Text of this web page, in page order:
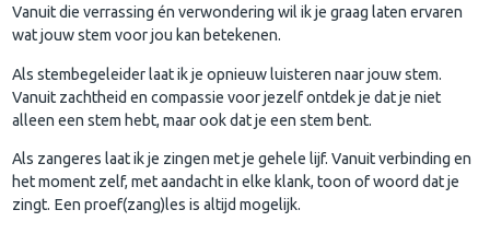
Vanuit die verrassing én verwondering wil ik je graag laten ervaren
wat jouw stem voor jou kan betekenen.
Als stembegeleider laat ik je opnieuw luisteren naar jouw stem.
Vanuit zachtheid en compassie voor jezelf ontdek je dat je niet
alleen een stem hebt, maar ook dat je een stem bent.
Als zangeres laat ik je zingen met je gehele lijf. Vanuit verbinding en
het moment zelf, met aandacht in elke klank, toon of woord dat je
zingt. Een proef(zang)les is altijd mogelijk.